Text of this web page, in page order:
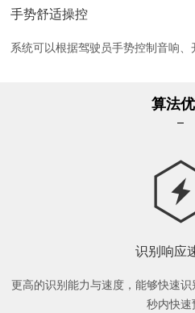
手势舒适操控
系统可以根据驾驶员手势控制音响、
算法
识别响应
更高的识别能力与速度，能够快速
秒内快速